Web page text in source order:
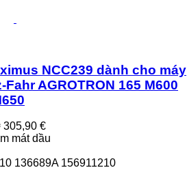
NCC239 dành cho máy
AGROTRON 165 M600
305,90 €
mát dầu
136689A 156911210